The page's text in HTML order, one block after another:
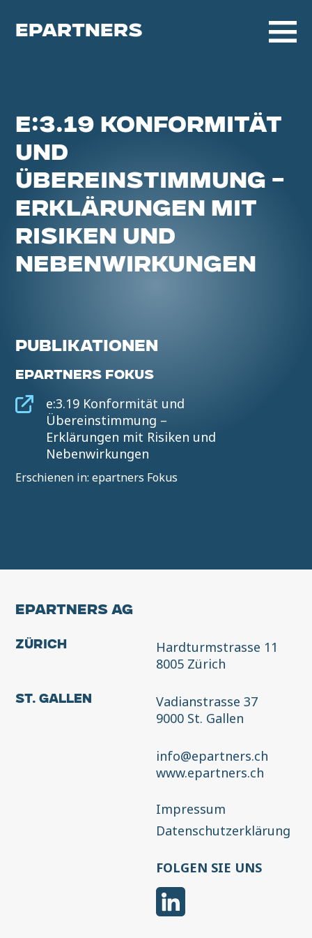
EPARTNERS
E:3.19 KONFORMITÄT
UND
ÜBEREINSTIMMUNG –
ERKLÄRUNGEN MIT
RISIKEN UND
NEBENWIRKUNGEN
PUBLIKATIONEN
EPARTNERS FOKUS
e:3.19 Konformität und
Übereinstimmung –
Erklärungen mit Risiken und
Nebenwirkungen
Erschienen in: epartners Fokus
EPARTNERS AG
Zürich
Hardturmstrasse 11
8005 Zürich
St. Gallen
Vadianstrasse 37
9000 St. Gallen
info@epartners.ch
www.epartners.ch
Impressum
Datenschutzerklärung
FOLGEN SIE UNS